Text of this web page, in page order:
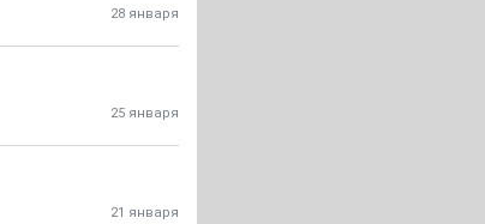
28 января
25 января
21 января